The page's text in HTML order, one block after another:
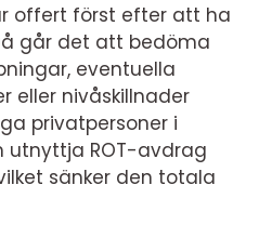
offert först efter att ha
går det att bedöma
eventuella
eller nivåskillnader
privatpersoner i
utnyttja ROT-avdrag
sänker den totala